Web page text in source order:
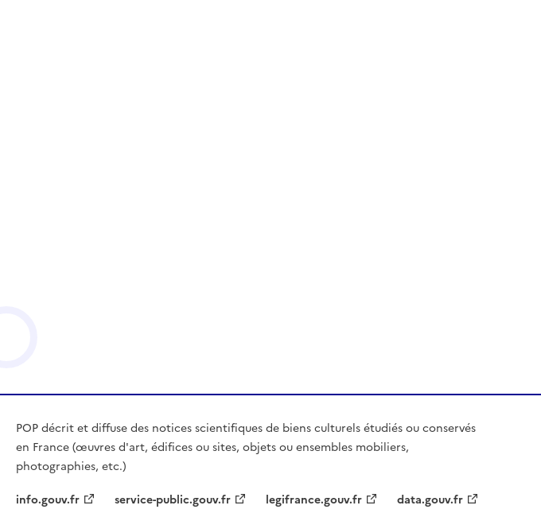
POP décrit et diffuse des notices scientifiques de biens culturels étudiés ou conservés
en France (œuvres d'art, édifices ou sites, objets ou ensembles mobiliers,
photographies, etc.)
info.gouv.fr
service-public.gouv.fr legifrance.gouv.fr data.gouv.fr